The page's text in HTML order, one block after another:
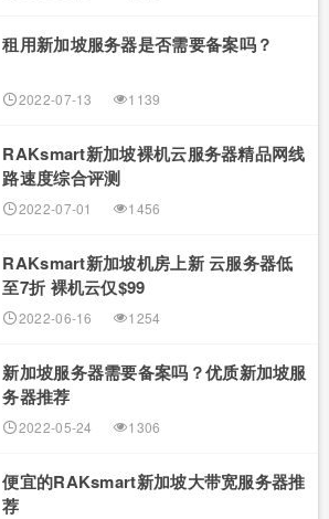
租用新加坡服务器是否需要备案吗？
2022-07-13 1139
RAKsmart新加坡裸机云服务器精品网线
路速度综合评测
2022-07-01 1456
RAKsmart新加坡机房上新 云服务器低
至7折 裸机云仅$99
2022-06-16 1254
新加坡服务器需要备案吗？优质新加坡服
务器推荐
2022-05-24 1306
便宜的RAKsmart新加坡大带宽服务器推
荐